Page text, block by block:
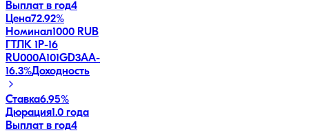
Выплат в год4
Цена72.92%
Номинал1000 RUB
ГТЛК 1P-16
RU000A101GD3AA-
16.3%Доходность
Ставка6.95%
Дюрация1.0 года
Выплат в год4